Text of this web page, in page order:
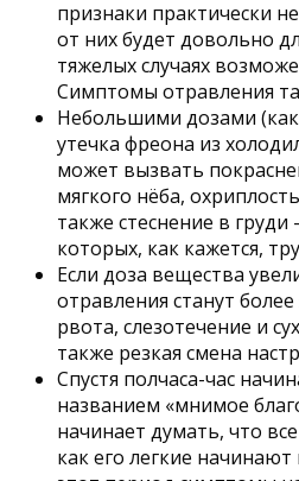
признаки практически
от них будет довольно
тяжелых случаях
Симптомы отравления
Небольшими дозами
утечка фреона из
может вызвать
мягкого нёба,
также стеснение в
которых, как кажется,
Если доза вещества
отравления станут
рвота, слезотечение и
также резкая смена
Спустя полчаса-час
названием «мнимое
начинает думать, что
как его легкие